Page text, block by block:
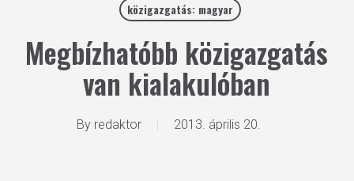
közigazgatás: magyar
Megbízhatóbb közigazgatás
van kialakulóban
By redaktor 2013. április 20.